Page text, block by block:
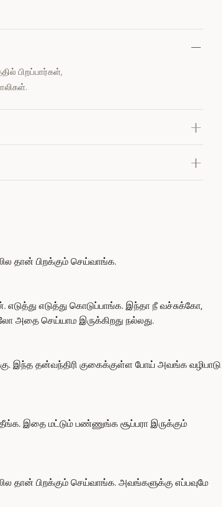
பிறப்பார்கள்,
தான் பிறக்கும் செய்வாங்க.
எடுத்து கொடுப்பாங்க. இந்தா நீ வச்சுக்கோ,
அதை செய்யாம இருக்கிறது நல்லது.
தன்வந்திரி குகைக்குள்ள போய் அவங்க வழிபாடு
இதை மட்டும் பண்ணுங்க சூப்பரா இருக்கும்
தான் பிறக்கும் செய்வாங்க. அவங்களுக்கு எப்பவுமே